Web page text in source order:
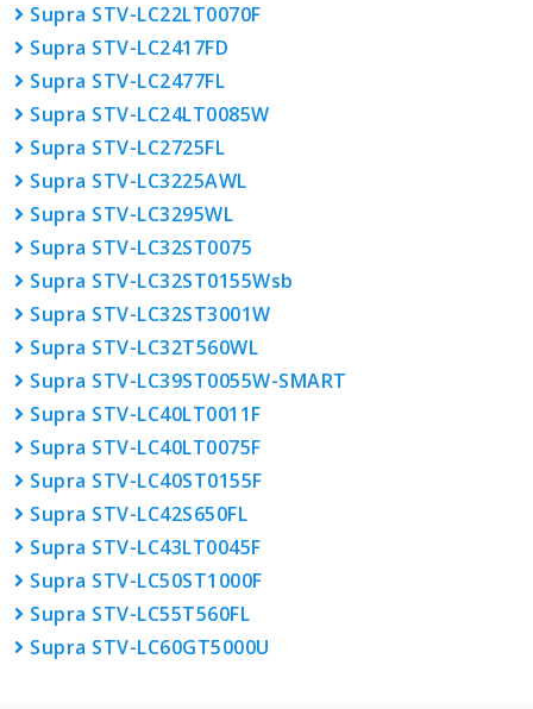
Supra STV-LC22LT0070F
Supra STV-LC2417FD
Supra STV-LC2477FL
Supra STV-LC24LT0085W
Supra STV-LC2725FL
Supra STV-LC3225AWL
Supra STV-LC3295WL
Supra STV-LC32ST0075
Supra STV-LC32ST0155Wsb
Supra STV-LC32ST3001W
Supra STV-LC32T560WL
Supra STV-LC39ST0055W-SMART
Supra STV-LC40LT0011F
Supra STV-LC40LT0075F
Supra STV-LC40ST0155F
Supra STV-LC42S650FL
Supra STV-LC43LT0045F
Supra STV-LC50ST1000F
Supra STV-LC55T560FL
Supra STV-LC60GT5000U